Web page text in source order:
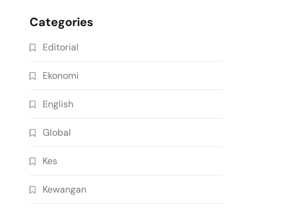
Categories
Editorial
Ekonomi
English
Global
Kes
Kewangan